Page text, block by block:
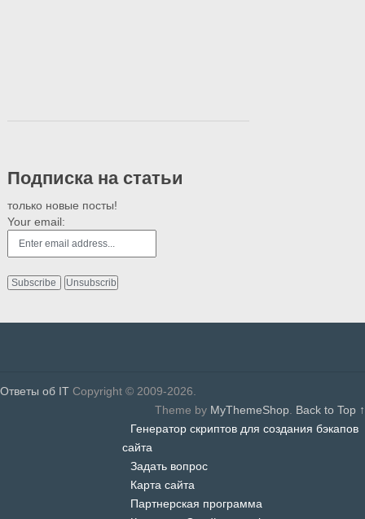
Подписка на статьи
только новые посты!
Your email:
Ответы об IT Copyright © 2009-2026.
Theme by MyThemeShop Back to Top ↑
Генератор скриптов для создания бэкапов
сайта
Задать вопрос
Карта сайта
Партнерская программа